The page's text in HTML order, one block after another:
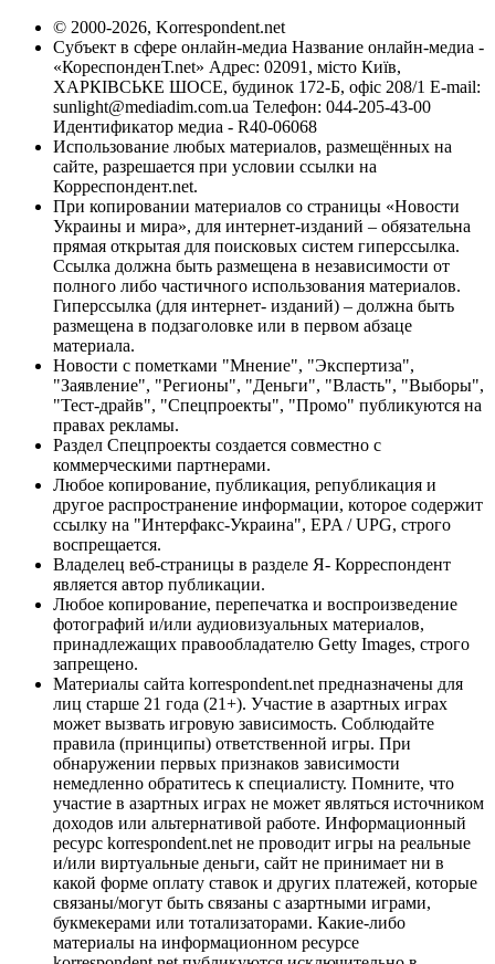
© 2000-2026, Korrespondent.net
Субъект в сфере онлайн-медиа Название онлайн-медиа -
«КореспонденТ.net» Адрес: 02091, місто Київ,
ХАРКІВСЬКЕ ШОСЕ, будинок 172-Б, офіс 208/1 E-mail:
sunlight@mediadim.com.ua Телефон: 044-205-43-00
Идентификатор медиа - R40-06068
Использование любых материалов, размещённых на
сайте, разрешается при условии ссылки на
Корреспондент.net.
При копировании материалов со страницы «Новости
Украины и мира», для интернет-изданий – обязательна
прямая открытая для поисковых систем гиперссылка.
Ссылка должна быть размещена в независимости от
полного либо частичного использования материалов.
Гиперссылка (для интернет- изданий) – должна быть
размещена в подзаголовке или в первом абзаце
материала.
Новости с пометками "Мнение", "Экспертиза",
"Заявление", "Регионы", "Деньги", "Власть", "Выборы",
"Тест-драйв", "Спецпроекты", "Промо" публикуются на
правах рекламы.
Раздел Спецпроекты создается совместно с
коммерческими партнерами.
Любое копирование, публикация, републикация и
другое распространение информации, которое содержит
ссылку на "Интерфакс-Украина", EPA / UPG, строго
воспрещается.
Владелец веб-страницы в разделе Я- Корреспондент
является автор публикации.
Любое копирование, перепечатка и воспроизведение
фотографий и/или аудиовизуальных материалов,
принадлежащих правообладателю Getty Images, строго
запрещено.
Материалы сайта korrespondent.net предназначены для
лиц старше 21 года (21+). Участие в азартных играх
может вызвать игровую зависимость. Соблюдайте
правила (принципы) ответственной игры. При
обнаружении первых признаков зависимости
немедленно обратитесь к специалисту. Помните, что
участие в азартных играх не может являться источником
доходов или альтернативой работе. Информационный
ресурс korrespondent.net не проводит игры на реальные
и/или виртуальные деньги, сайт не принимает ни в
какой форме оплату ставок и других платежей, которые
связаны/могут быть связаны с азартными играми,
букмекерами или тотализаторами. Какие-либо
материалы на информационном ресурсе